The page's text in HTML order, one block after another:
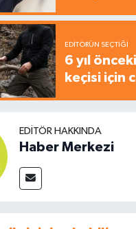
EDITÖRÜN SEÇTIĞI
6 yıl
keçisi için
EDITÖR HAKKINDA
Haber Merkezi